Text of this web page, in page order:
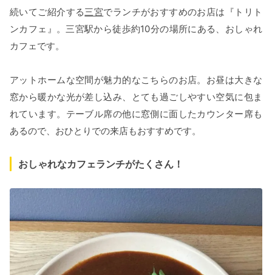
続いてご紹介する三宮でランチがおすすめのお店は『トリト
ンカフェ』。三宮駅から徒歩約10分の場所にある、おしゃれ
カフェです。
アットホームな空間が魅力的なこちらのお店。お昼は大きな
窓から暖かな光が差し込み、とても過ごしやすい空気に包ま
れています。テーブル席の他に窓側に面したカウンター席も
あるので、おひとりでの来店もおすすめです。
おしゃれなカフェランチがたくさん！